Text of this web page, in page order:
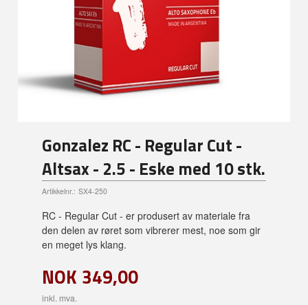
Gonzalez RC - Regular Cut -
Altsax - 2.5 - Eske med 10 stk.
Artikkelnr.: SX4-250
RC - Regular Cut - er produsert av materiale fra
den delen av røret som vibrerer mest, noe som gir
en meget lys klang.
NOK 349,00
inkl. mva.